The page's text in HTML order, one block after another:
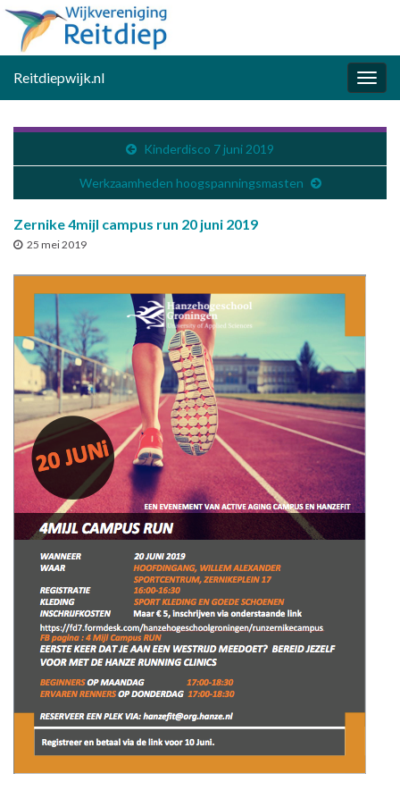
Reitdiepwijk.nl
Kinderdisco 7 juni 2019
Werkzaamheden hoogspanningsmasten
Zernike 4mijl campus run 20 juni 2019
25 mei 2019